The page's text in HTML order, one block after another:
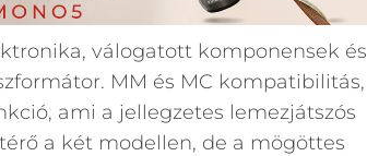
válogatott komponensek és
MM és MC kompatibilitás,
ami a jellegzetes lemezjátszós
a két modellen, de a mögöttes